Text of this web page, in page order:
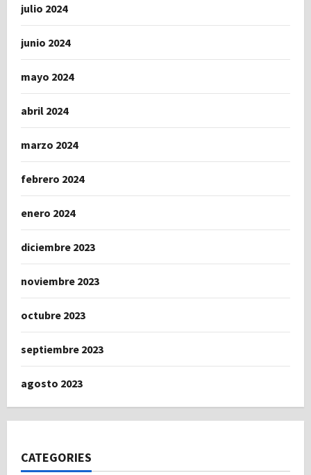
julio 2024
junio 2024
mayo 2024
abril 2024
marzo 2024
febrero 2024
enero 2024
diciembre 2023
noviembre 2023
octubre 2023
septiembre 2023
agosto 2023
CATEGORIES